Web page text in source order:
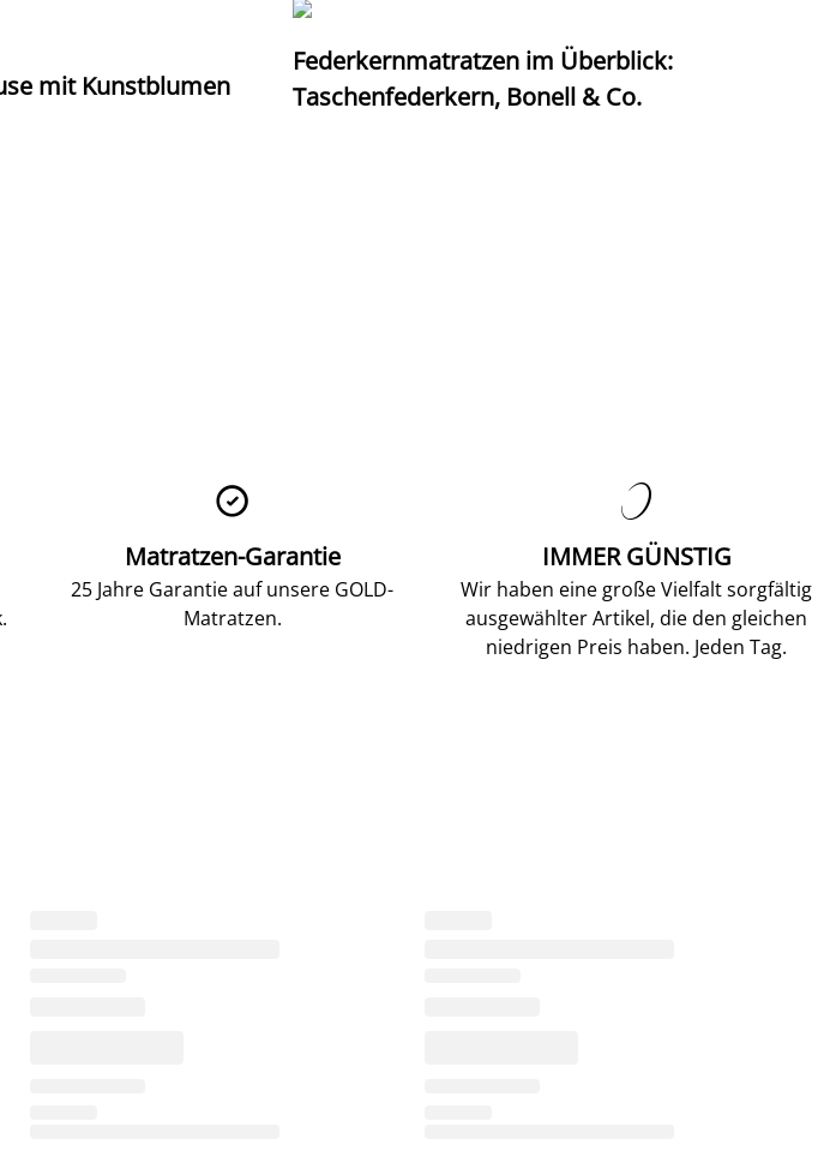
mit Kunstblumen
Federkernmatratzen im Überblick:
Taschenfederkern, Bonell & Co.

Matratzen-Garantie
25 Jahre Garantie auf unsere GOLD-
Matratzen.

IMMER GÜNSTIG
Wir haben eine große Vielfalt sorgfältig
ausgewählter Artikel, die den gleichen
niedrigen Preis haben. Jeden Tag.